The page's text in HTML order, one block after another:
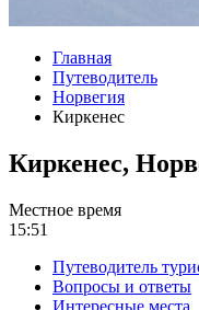
Главная
Путеводитель
Норвегия
Киркенес
Киркенес,
Местное время
15:51
Путеводитель
Вопросы и ответы
Интересные места